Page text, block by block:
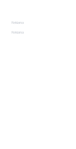
Reklama
Reklama